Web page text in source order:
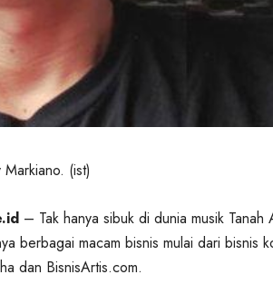
(ist)
– Tak hanya sibuk di dunia musik Tanah
berbagai macam bisnis mulai dari bisnis
dan BisnisArtis.com.